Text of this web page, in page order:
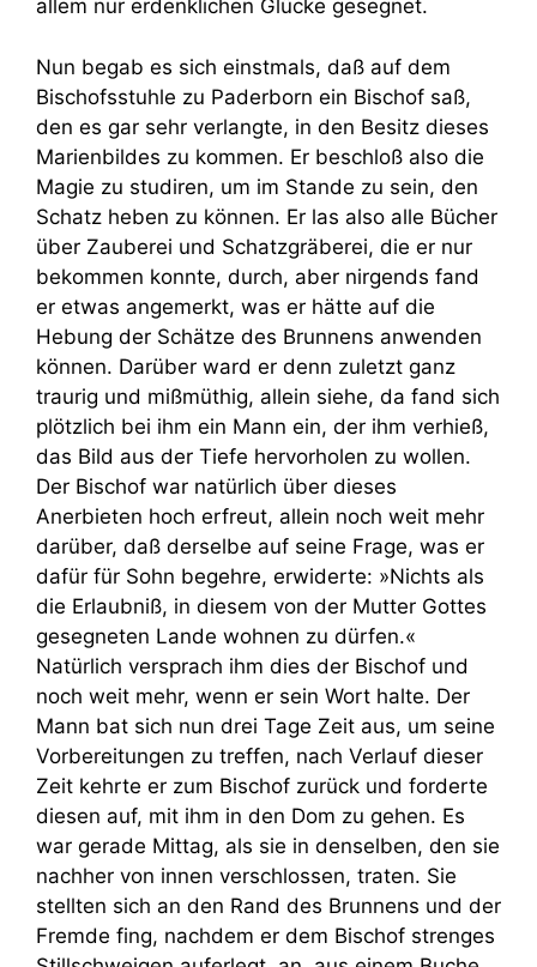
allem nur erdenklichen Glücke gesegnet.
Nun begab es sich einstmals, daß auf dem
Bischofsstuhle zu Paderborn ein Bischof saß,
den es gar sehr verlangte, in den Besitz dieses
Marienbildes zu kommen. Er beschloß also die
Magie zu studiren, um im Stande zu sein, den
Schatz heben zu können. Er las also alle Bücher
über Zauberei und Schatzgräberei, die er nur
bekommen konnte, durch, aber nirgends fand
er etwas angemerkt, was er hätte auf die
Hebung der Schätze des Brunnens anwenden
können. Darüber ward er denn zuletzt ganz
traurig und mißmüthig, allein siehe, da fand sich
plötzlich bei ihm ein Mann ein, der ihm verhieß,
das Bild aus der Tiefe hervorholen zu wollen.
Der Bischof war natürlich über dieses
Anerbieten hoch erfreut, allein noch weit mehr
darüber, daß derselbe auf seine Frage, was er
dafür für Sohn begehre, erwiderte: »Nichts als
die Erlaubniß, in diesem von der Mutter Gottes
gesegneten Lande wohnen zu dürfen.«
Natürlich versprach ihm dies der Bischof und
noch weit mehr, wenn er sein Wort halte. Der
Mann bat sich nun drei Tage Zeit aus, um seine
Vorbereitungen zu treffen, nach Verlauf dieser
Zeit kehrte er zum Bischof zurück und forderte
diesen auf, mit ihm in den Dom zu gehen. Es
war gerade Mittag, als sie in denselben, den sie
nachher von innen verschlossen, traten. Sie
stellten sich an den Rand des Brunnens und der
Fremde fing, nachdem er dem Bischof strenges